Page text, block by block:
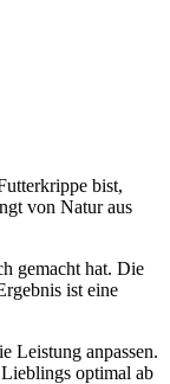
bist,
von Natur aus
gemacht hat. Die
ist eine
Leistung anpassen.
Lieblings optimal ab